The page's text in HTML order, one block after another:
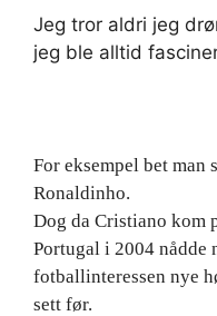
Jeg tror aldri jeg
jeg ble alltid
For eksempel bet
Ronaldinho.
Dog da Cristiano kom
Portugal i 2004 nådde
fotballinteressen nye
sett før.